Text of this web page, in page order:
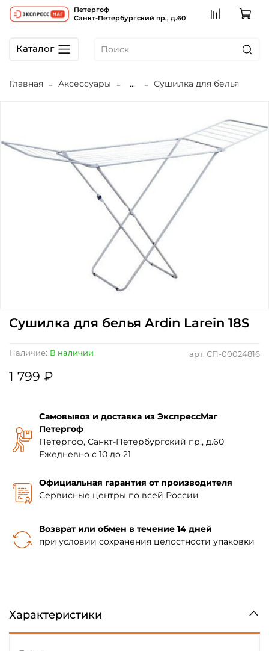
Петергоф
Санкт-Петербургский пр., д.60
Каталог
Главная Аксессуары ... Сушилка для белья
арт. СП-00024816
Наличие: В наличии
Сушилка для белья Ardin Larein 18S
1 799 ₽
Самовывоз и доставка из ЭкспрессМаг
Петергоф
Петергоф, Санкт-Петербургский пр., д.60
Ежедневно с 10 до 21
Официальная гарантия от производителя
Сервисные центры по всей России
Возврат или обмен в течение 14 дней
при условии сохранения целостности упаковки
Характеристики